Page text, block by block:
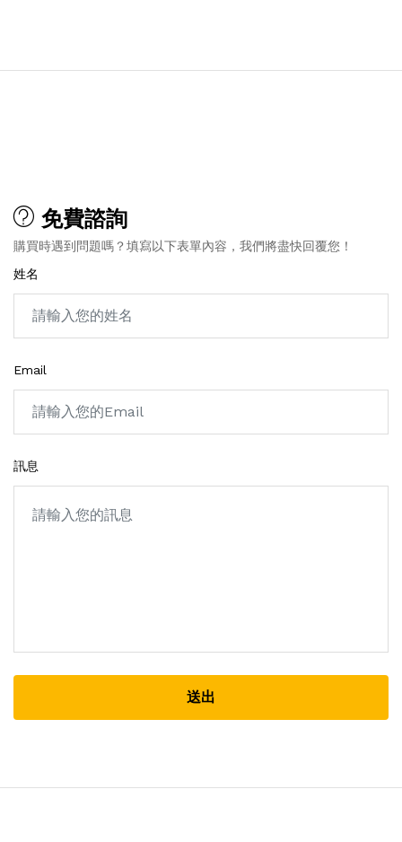
免費諮詢
購買時遇到問題嗎？填寫以下表單內容，我們將盡快回覆您！
姓名
Email
訊息
送出